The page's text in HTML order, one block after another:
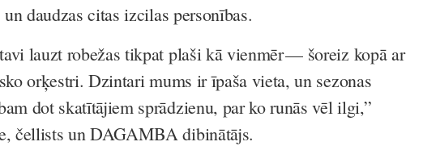
daudzas citas izcilas personības.
lauzt robežas tikpat plaši kā vienmēr — šoreiz kopā ar
orķestri. Dzintari mums ir īpaša vieta, un sezonas
dot skatītājiem sprādzienu, par ko runās vēl ilgi,”
čellists un DAGAMBA dibinātājs.